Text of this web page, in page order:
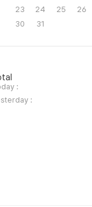
23
24 25 26
30
31
:
: